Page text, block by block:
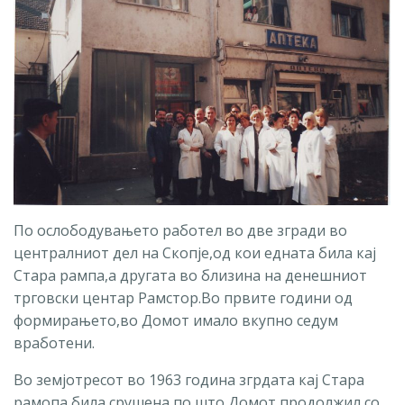
По ослободувањето работел во две згради во
централниот дел на Скопје,од кои едната била кај
Стара рампа,а другата во близина на денешниот
трговски центар Рамстор.Во првите години од
формирањето,во Домот имало вкупно седум
вработени.
Во земјотресот во 1963 година згрдата кај Стара